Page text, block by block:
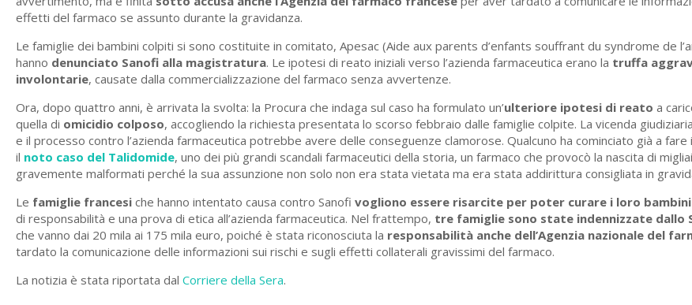
effetti del farmaco se assunto durante la gravidanza.
Le famiglie dei bambini colpiti si sono costituite in comitato, Apesac (Aide aux parents d’enfants souffrant du syndrome de
hanno denunciato Sanofi alla magistratura. Le ipotesi di reato iniziali verso l’azienda farmaceutica erano la truffa
involontarie, causate dalla commercializzazione del farmaco senza avvertenze.
Ora, dopo quattro anni, è arrivata la svolta: la Procura che indaga sul caso ha formulato un’ulteriore ipotesi di reato a
quella di omicidio colposo, accogliendo la richiesta presentata lo scorso febbraio dalle famiglie colpite. La vicenda
e il processo contro l’azienda farmaceutica potrebbe avere delle conseguenze clamorose. Qualcuno ha cominciato già a fare
il noto caso del Talidomide, uno dei più grandi scandali farmaceutici della storia, un farmaco che provocò la nascita di
gravemente malformati perché la sua assunzione non solo non era stata vietata ma era stata addirittura consigliata in
Le famiglie francesi che hanno intentato causa contro Sanofivogliono essere risarcite per poter curare i loro bambini
di responsabilità e una prova di etica all’azienda farmaceutica. Nel frattempo, tre famiglie sono state indennizzate
che vanno dai 20 mila ai 175 mila euro, poiché è stata riconosciuta la responsabilità anche dell’Agenzia nazionale del
tardato la comunicazione delle informazioni sui rischi e sugli effetti collaterali gravissimi del farmaco.
La notizia è stata riportata dalCorriere della Sera.